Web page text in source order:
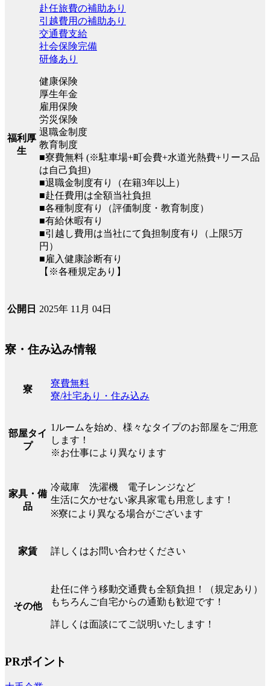
福利厚
生
赴任旅費の補助あり
引越費用の補助あり
交通費支給
社会保険完備
研修あり
健康保険
厚生年金
雇用保険
労災保険
退職金制度
教育制度
■寮費無料 (※駐車場+町会費+水道光熱費+リース品
は自己負担)
■退職金制度有り（在籍3年以上）
■赴任費用は全額当社負担
■各種制度有り（評価制度・教育制度）
■有給休暇有り
■引越し費用は当社にて負担制度有り（上限5万
円）
■雇入健康診断有り
【※各種規定あり】
公開日 2025年 11月 04日
寮・住み込み情報
寮
寮費無料
寮/社宅あり・住み込み
部屋タイ
プ
1ルームを始め、様々なタイプのお部屋をご用意
します！
※お仕事により異なります
家具・備
品
冷蔵庫 洗濯機 電子レンジなど
生活に欠かせない家具家電も用意します！
※寮により異なる場合がございます
家賃 詳しくはお問い合わせください
その他
赴任に伴う移動交通費も全額負担！（規定あり）
もちろんご自宅からの通勤も歓迎です！
詳しくは面談にてご説明いたします！
PRポイント